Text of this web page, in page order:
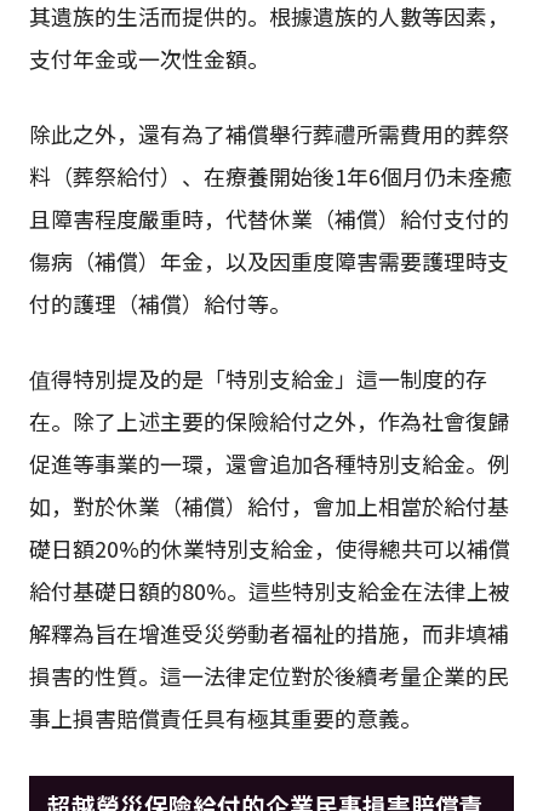
其遺族的生活而提供的。根據遺族的人數等因素，
支付年金或一次性金額。
除此之外，還有為了補償舉行葬禮所需費用的葬祭
料（葬祭給付）、在療養開始後1年6個月仍未痊癒
且障害程度嚴重時，代替休業（補償）給付支付的
傷病（補償）年金，以及因重度障害需要護理時支
付的護理（補償）給付等。
值得特別提及的是「特別支給金」這一制度的存
在。除了上述主要的保險給付之外，作為社會復歸
促進等事業的一環，還會追加各種特別支給金。例
如，對於休業（補償）給付，會加上相當於給付基
礎日額20%的休業特別支給金，使得總共可以補償
給付基礎日額的80%。這些特別支給金在法律上被
解釋為旨在增進受災勞動者福祉的措施，而非填補
損害的性質。這一法律定位對於後續考量企業的民
事上損害賠償責任具有極其重要的意義。